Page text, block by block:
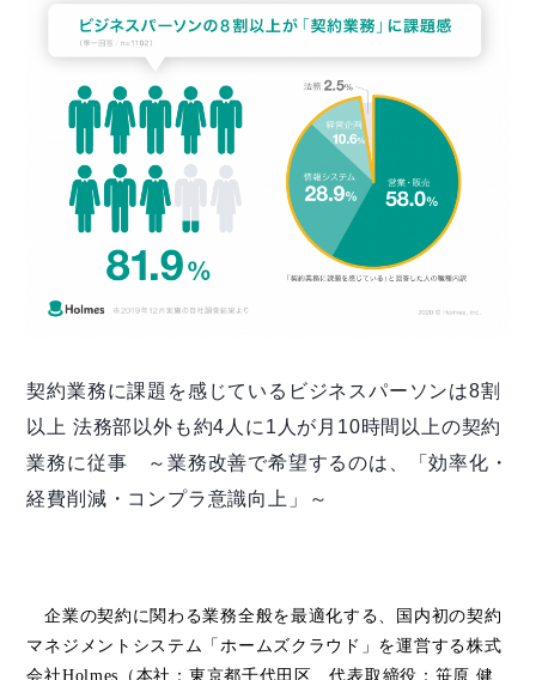
契約業務に課題を感じているビジネスパーソンは8割
以上 法務部以外も約4人に1人が月10時間以上の契約
業務に従事 ～業務改善で希望するのは、「効率化・
経費削減・コンプラ意識向上」～
企業の契約に関わる業務全般を最適化する、国内初の契約
マネジメントシステム「ホームズクラウド」を運営する株式
会社Holmes（本社：東京都千代田区、代表取締役：笹原 健